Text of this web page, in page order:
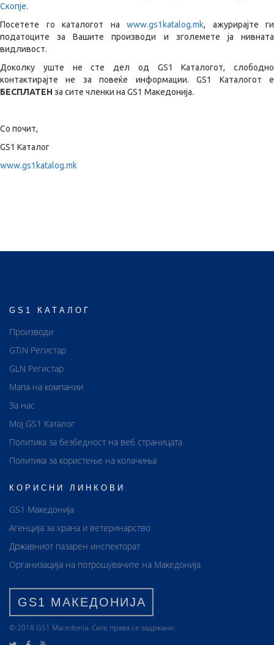
Скопје.
Посетете го каталогот на www.gs1katalog.mk, ажурирајте ги
податоците за Вашите производи и зголемете ја нивната
видливост.
Доколку уште не сте дел од GS1 Каталогот, слободно
контактирајте не за повеќе информации. GS1 Каталогот е
БЕСПЛАТЕН за сите членки на GS1 Македонија.
Со почит,
GS1 Каталог
www.gs1katalog.mk
GS1 КАТАЛОГ
Производи
GTIN Регистар
GLN Регистар
Мапа на компании
За нас
Мој GS1 Каталог
Политика за безбедност на веб страницата
Политика за користење на колачиња
КОРИСНИ ЛИНКОВИ
GS1 Македонија
Агенција за храна и ветеринарство
Државниот пазарен инспекторат
Организација на потрошувачите на Македонија
GS1 МАКЕДОНИЈА
© 2018 GS1 Маcedonia. Сите права се задржани.